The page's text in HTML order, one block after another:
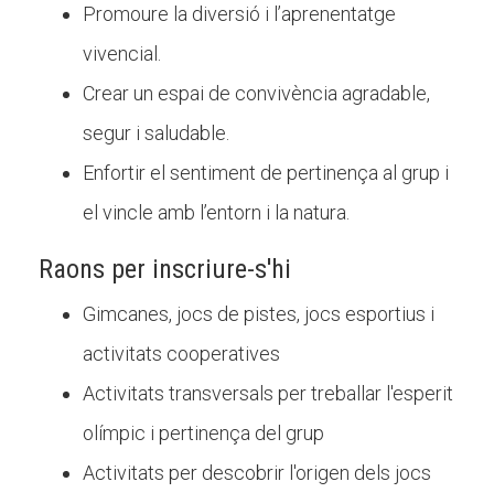
Promoure la diversió i l’aprenentatge
vivencial.
Crear un espai de convivència agradable,
segur i saludable.
Enfortir el sentiment de pertinença al grup i
el vincle amb l’entorn i la natura.
Raons per inscriure-s'hi
Gimcanes, jocs de pistes, jocs esportius i
activitats cooperatives
Activitats transversals per treballar l'esperit
olímpic i pertinença del grup
Activitats per descobrir l'origen dels jocs